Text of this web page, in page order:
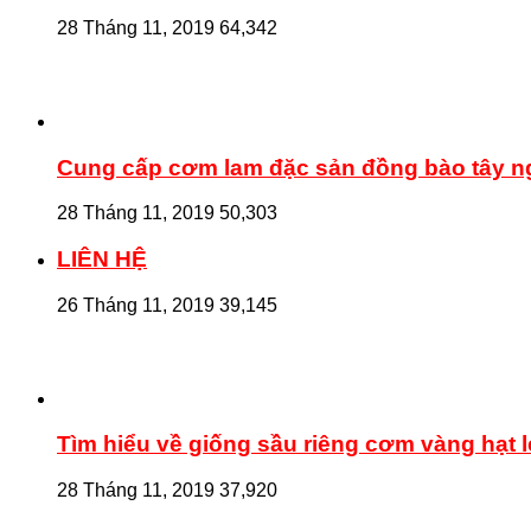
28 Tháng 11, 2019 64,342
Cung cấp cơm lam đặc sản đồng bào tây
28 Tháng 11, 2019 50,303
LIÊN HỆ
26 Tháng 11, 2019 39,145
Tìm hiểu về giống sầu riêng cơm vàng hạt
28 Tháng 11, 2019 37,920